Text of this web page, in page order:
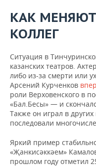
КАК
КОЛЛЕГ
Ситуация в
казанских театров.
либо из-за смерти или
Арсений Курченков
роли Верховенского в
«Бал.Бесы» — и
Также он играл в
последовали
Яркий пример
«Җанкисәккәем»
прошлом году отметил